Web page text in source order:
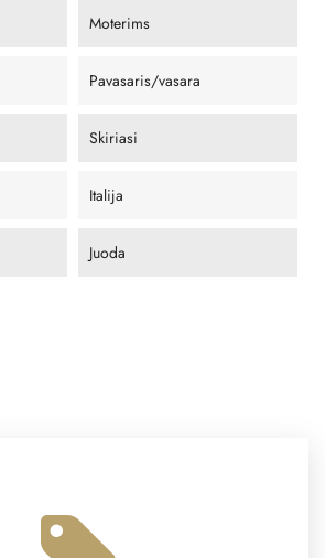
Moterims
Pavasaris/vasara
Skiriasi
Italija
Juoda